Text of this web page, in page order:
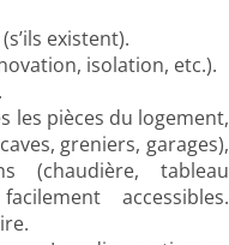
existent).
isolation, etc.).
les pièces du logement,
greniers, garages),
(chaudière, tableau
accessibles.